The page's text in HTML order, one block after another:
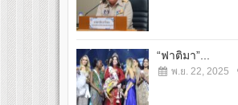
“ฟาติมา”...
พ.ย. 22, 2025